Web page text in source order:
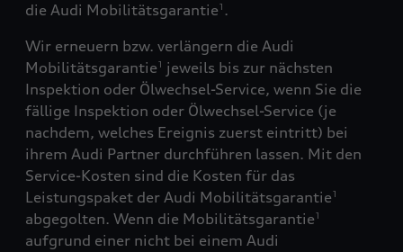
die Audi Mobilitätsgarantie1 .
Wir erneuern bzw. verlängern die Audi
Mobilitätsgarantie1
jeweils bis zur nächsten
Inspektion oder Ölwechsel-Service, wenn Sie die
fällige Inspektion oder Ölwechsel-Service (je
nachdem, welches Ereignis zuerst eintritt) bei
ihrem Audi Partner durchführen lassen. Mit den
Service-Kosten sind die Kosten für das
Leistungspaket der Audi Mobilitätsgarantie1
abgegolten. Wenn die Mobilitätsgarantie1
aufgrund einer nicht bei einem Audi